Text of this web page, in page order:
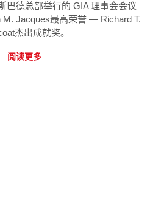
巴德总部举行的 GIA 理事会会议
M. Jacques最高荣誉 — Richard T.
杰出成就奖。
阅读更多